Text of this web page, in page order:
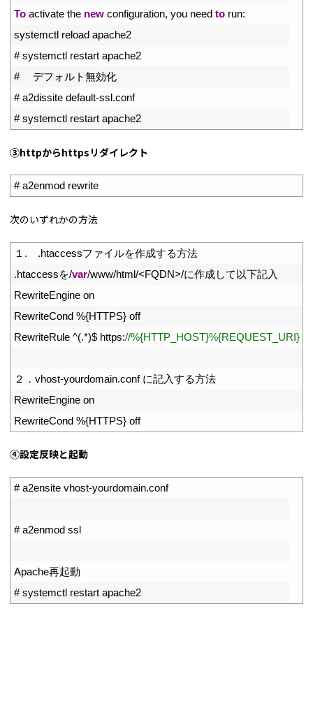
To activate the new configuration, you need to run:
systemctl reload apache2
# systemctl restart apache2
# 　デフォルト無効化
# a2dissite default-ssl.conf
# systemctl restart apache2
③httpからhttpsリダイレクト
# a2enmod rewrite
次のいずれかの方法
１ . .htaccessファイルを作成する方法
.htaccessを/var/www/html/<FQDN>/に作成して以下記入
RewriteEngine on
RewriteCond %{HTTPS} off
RewriteRule ^(.*)$ https://%{HTTP_HOST}%{REQUEST_URI}
２． vhost-yourdomain.conf に記入する方法
RewriteEngine on
RewriteCond %{HTTPS} off
④設定反映と起動
# a2ensite vhost-yourdomain.conf
# a2enmod ssl
Apache再起動
# systemctl restart apache2